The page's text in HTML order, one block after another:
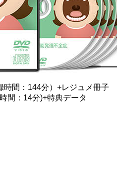
時間：144分）+レジュメ冊子
間：14分)+特典データ